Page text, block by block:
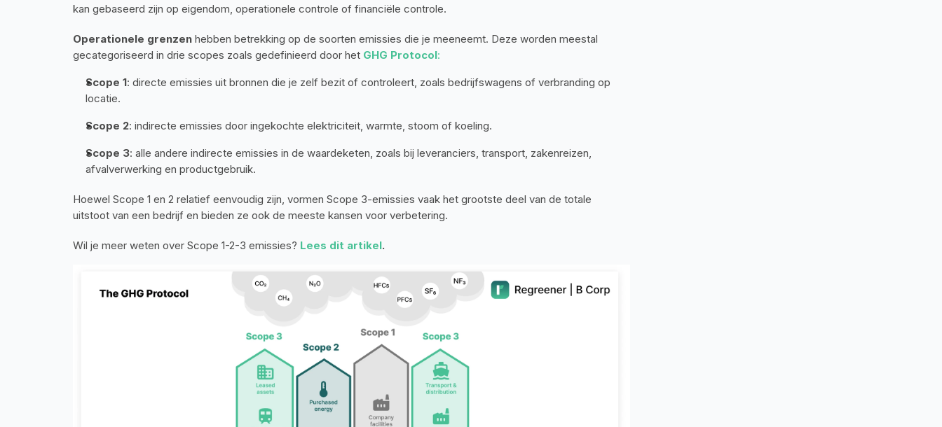
kan gebaseerd zijn op eigendom, operationele controle of financiële controle.
Operationele grenzen hebben betrekking op de soorten emissies die je meeneemt. Deze worden meestal
gecategoriseerd in drie scopes zoals gedefinieerd door het GHG Protocol:
Scope 1: directe emissies uit bronnen die je zelf bezit of controleert, zoals bedrijfswagens of verbranding op
locatie.
Scope 2: indirecte emissies door ingekochte elektriciteit, warmte, stoom of koeling.
Scope 3: alle andere indirecte emissies in de waardeketen, zoals bij leveranciers, transport, zakenreizen,
afvalverwerking en productgebruik.
Hoewel Scope 1 en 2 relatief eenvoudig zijn, vormen Scope 3-emissies vaak het grootste deel van de totale
uitstoot van een bedrijf en bieden ze ook de meeste kansen voor verbetering.
Wil je meer weten over Scope 1-2-3 emissies? Lees dit artikel.